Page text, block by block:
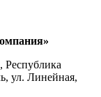
Республика
ул. Линейная,